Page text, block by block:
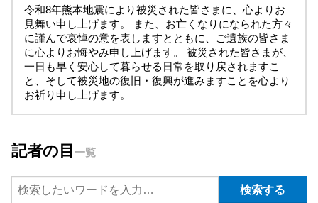
令和8年熊本地震により被災された皆さまに、心よりお
見舞い申し上げます。 また、お亡くなりになられた方々
に謹んで哀悼の意を表しますとともに、ご遺族の皆さま
に心よりお悔やみ申し上げます。 被災された皆さまが、
一日も早く安心して暮らせる日常を取り戻されますこ
と、そして被災地の復旧・復興が進みますことを心より
お祈り申し上げます。
記者の目 一覧